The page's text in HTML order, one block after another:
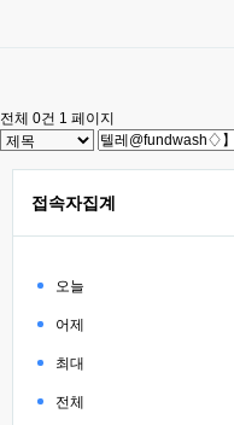
전체 0건 1 페이지
접속자집계
오늘
어제
최대
전체